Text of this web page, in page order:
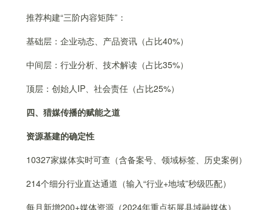
推荐构建“三阶内容矩阵”：
基础层：企业动态、产品资讯（占比40%）
中间层：行业分析、技术解读（占比35%）
顶层：创始人IP、社会责任（占比25%）
四、猎媒传播的赋能之道
资源基建的确定性
10327家媒体实时可查（含备案号、领域标签、历史案例）
214个细分行业直达通道（输入“行业+地域”秒级匹配）
每月新增200+媒体资源（2024年重点拓展县域融媒体）